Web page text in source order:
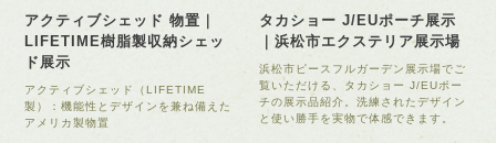
アクティブシェッド 物置｜
LIFETIME樹脂製収納シェッ
ド展示
アクティブシェッド（LIFETIME
製）：機能性とデザインを兼ね備えた
アメリカ製物置
タカショー J/EUポーチ展示
｜浜松市エクステリア展示場
浜松市ピースフルガーデン展示場でご
覧いただける、タカショー J/EUポー
チの展示品紹介。洗練されたデザイン
と使い勝手を実物で体感できます。